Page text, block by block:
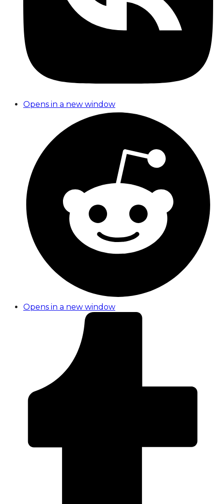
Opens in a new window
Opens in a new window